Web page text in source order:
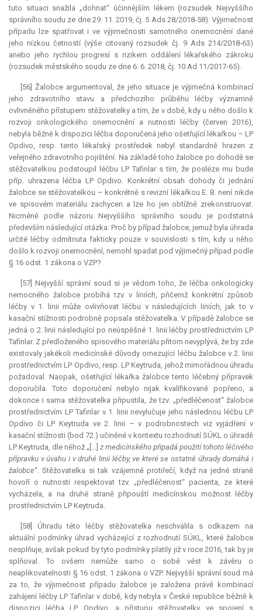
tuto situaci snažila „dohnat“ účinnějším lékem (rozsudek Nejvyššího
správního soudu ze dne 29. 11. 2019, čj. 5 Ads 28/2018-58). Výjimečnost
případu lze spatřovat i ve výjimečnosti samotného onemocnění dané
jeho nízkou četností (výše citovaný rozsudek čj. 9 Ads 214/2018-63)
anebo jeho rychlou progresí s rizikem oddálení lékařského zákroku
(rozsudek městského soudu ze dne 6. 6. 2018, čj. 10 Ad 11/2017-65).
[56] Žalobce argumentoval, že jeho situace je výjimečná kombinací
jeho zdravotního stavu a předchozího průběhu léčby významně
ovlivněného přístupem stěžovatelky a tím, že v době, kdy u něho došlo k
rozvoji onkologického onemocnění a nutnosti léčby (červen 2016),
nebyla běžně k dispozici léčba doporučená jeho ošetřující lékařkou – LP
Opdivo, resp. tento lékařský prostředek nebyl standardně hrazen z
veřejného zdravotního pojištění. Na základě toho žalobce po dohodě se
stěžovatelkou podstoupil léčbu LP Tafinlar s tím, že posléze mu bude
příp. uhrazena léčba LP Opdivo. Konkrétní obsah dohody či jednání
žalobce se stěžovatelkou – konkrétně s revizní lékařkou E. B. není nikde
ve spisovém materiálu zachycen a lze ho jen obtížně zrekonstruovat.
Nicméně podle názoru Nejvyššího správního soudu je podstatná
především následující otázka: Proč by případ žalobce, jemuž byla úhrada
určité léčby odmítnuta fakticky pouze v souvislosti s tím, kdy u něho
došlo k rozvoji onemocnění, nemohl spadat pod výjimečný případ podle
§ 16 odst. 1 zákona o VZP?
[57] Nejvyšší správní soud si je vědom toho, že léčba onkologicky
nemocného žalobce probíhá tzv. v liniích, přičemž konkrétní způsob
léčby v 1. linii může ovlivňovat léčbu v následujících liniích, jak to v
kasační stížnosti podrobně popsala stěžovatelka. V případě žalobce se
jedná o 2. linii následující po neúspěšné 1. linii léčby prostřednictvím LP
Tafinlar. Z předloženého spisového materiálu přitom nevyplývá, že by zde
existovaly jakékoli medicínské důvody omezující léčbu žalobce v 2. linii
prostřednictvím LP Opdivo, resp. LP Keytruda, jehož mimořádnou úhradu
požadoval. Naopak, ošetřující lékařka žalobce tento léčebný přípravek
doporučila. Toto doporučení nebylo nijak kvalifikovaně popřeno, a
dokonce i sama stěžovatelka připustila, že tzv. „předléčenost“ žalobce
prostřednictvím LP Tafinlar v 1. linii nevylučuje jeho následnou léčbu LP
Opdivo či LP Keytruda ve 2. linii – v podrobnostech viz vyjádření v
kasační stížnosti (bod 72.) učiněné v kontextu rozhodnutí SÚKL o úhradě
LP Keytruda, dle něhož „[…] z medicínského připadá použití tohoto léčivého
přípravku v úvahu i v druhé linii léčby, ve které se ostatně úhrady domáhá i
žalobce“. Stěžovatelka si tak vzájemně protiřečí, když na jedné straně
hovoří o nutnosti respektovat tzv. „předléčenost“ pacienta, ze které
vycházela, a na druhé straně připouští medicínskou možnost léčby
prostřednictvím LP Keytruda.
[58] Úhradu této léčby stěžovatelka neschválila s odkazem na
aktuální podmínky úhrad vycházející z rozhodnutí SÚKL, které žalobce
nesplňuje, avšak pokud by tyto podmínky platily již v roce 2016, tak by je
splňoval. To ovšem nemůže samo o sobě vést k závěru o
neaplikovatelnosti § 16 odst. 1 zákona o VZP. Nejvyšší správní soud má
za to, že výjimečnost případu žalobce je založena právě kombinací
zahájení léčby LP Tafinlar v době, kdy nebyla v České republice běžně k
dispozici léčba LP Opdivo, a přístupu stěžovatelky ve spojení s